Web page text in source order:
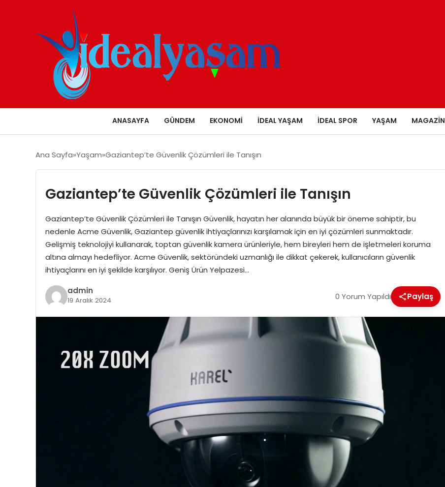
ANASAYFA GÜNDEM EKONOMI İDEAL YAŞAM İDEAL SPOR YAŞAM MAGAZIN
Ana Sayfa Yaşam Gaziantep’te Güvenlik Çözümleri ile Tanışın
Gaziantep’te Güvenlik Çözümleri ile Tanışın
Gaziantep’te Güvenlik Çözümleri ile Tanışın Güvenlik, hayatın her alanında büyük bir öneme sahiptir, bu
nedenle Acme Güvenlik, Gaziantep güvenlik ihtiyaçlarınızı karşılamak için en iyi çözümleri sunmaktadır.
Gelişmiş teknolojiyi kullanarak, toptan güvenlik kamera ürünleriyle, hem bireyleri hem de işletmeleri koruma
altına almayı hedefliyor. Acme Güvenlik, sektöründeki uzmanlığı ile dikkat çekerek, kullanıcıların güvenlik
ihtiyaçlarını en iyi şekilde karşılıyor. Geniş Ürün Yelpazesi…
admin
19 Aralık 2024 0 Yorum Yapıldı Paylaş